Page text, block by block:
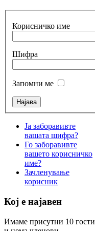
Корисничко име
Шифра
Запомни ме
Ја заборавивте
вашата шифра?
Го заборавивте
вашето корисничко
име?
Зачленување
корисник
Кој е најавен
Имаме присутни 10 гости